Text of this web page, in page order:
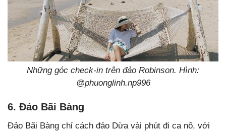
Những góc check-in trên đảo Robinson. Hình:
@phuonglinh.np996
6. Đảo Bãi Bàng
Đảo Bãi Bàng chỉ cách đảo Dừa vài phút đi ca nô, với